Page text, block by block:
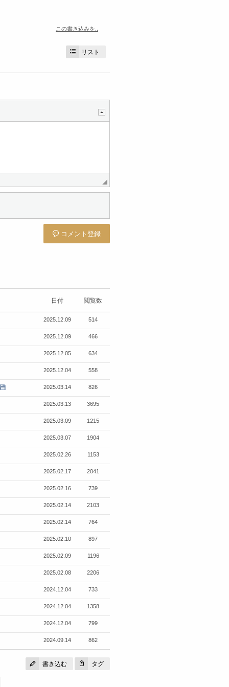
この書き込みを..
リスト
コメント登録
日付 閲覧数
2025.12.09 514
2025.12.09 466
2025.12.05 634
2025.12.04 558
2025.03.14 826
2025.03.13 3695
2025.03.09 1215
2025.03.07 1904
2025.02.26 1153
2025.02.17 2041
2025.02.16 739
2025.02.14 2103
2025.02.14 764
2025.02.10 897
2025.02.09 1196
2025.02.08 2206
2024.12.04 733
2024.12.04 1358
2024.12.04 799
2024.09.14 862
書き込む タグ